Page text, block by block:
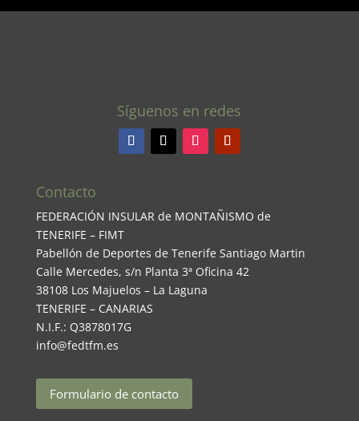
Síguenos en redes
Contacto
FEDERACIÓN INSULAR de MONTAÑISMO de
TENERIFE – FIMT
Pabellón de Deportes de Tenerife Santiago Martin
Calle Mercedes, s/n Planta 3ª Oficina 42
38108 Los Majuelos – La Laguna
TENERIFE – CANARIAS
N.I.F.: Q3878017G
info@fedtfm.es
Formulario de contacto